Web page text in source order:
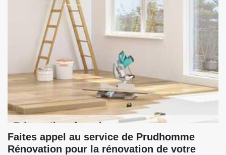
Faites appel au service de Prudhomme
Rénovation pour la rénovation de votre